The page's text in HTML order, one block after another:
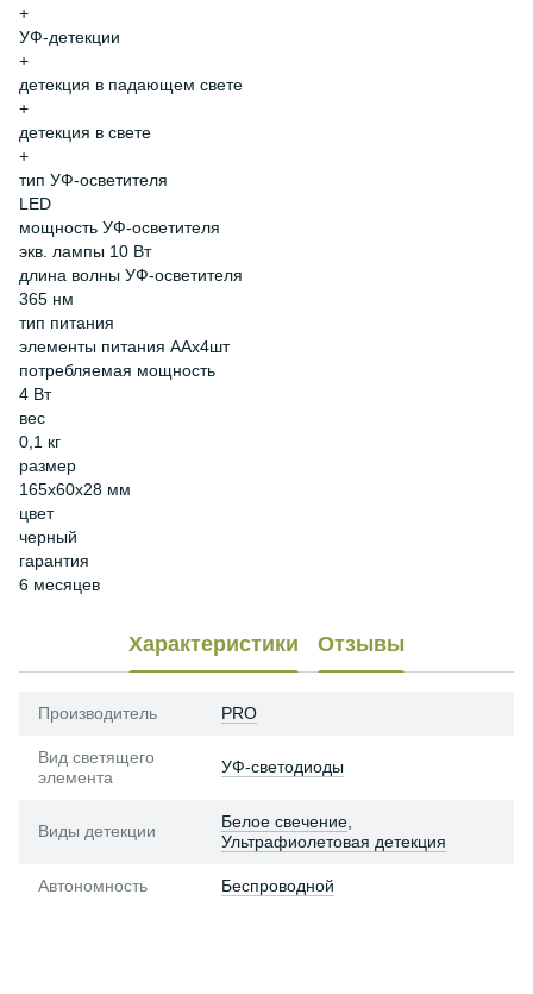
+
УФ-детекции
+
детекция в падающем свете
+
детекция в свете
+
тип УФ-осветителя
LED
мощность УФ-осветителя
экв. лампы 10 Вт
длина волны УФ-осветителя
365 нм
тип питания
элементы питания ААх4шт
потребляемая мощность
4 Вт
вес
0,1 кг
размер
165x60x28 мм
цвет
черный
гарантия
6 месяцев
Характеристики Отзывы
Производитель PRO
Вид светящего
элемента
УФ-светодиоды
Виды детекции Белое свечение
Ультрафиолетовая детекция
Автономность Беспроводной